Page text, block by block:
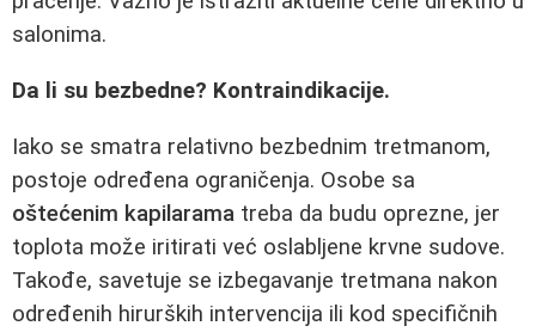
salonima.
Da li su bezbedne? Kontraindikacije.
Iako se smatra relativno bezbednim tretmanom,
postoje određena ograničenja. Osobe sa
oštećenim kapilarama treba da budu oprezne, jer
toplota može iritirati već oslabljene krvne sudove.
Takođe, savetuje se izbegavanje tretmana nakon
određenih hirurških intervencija ili kod specifičnih